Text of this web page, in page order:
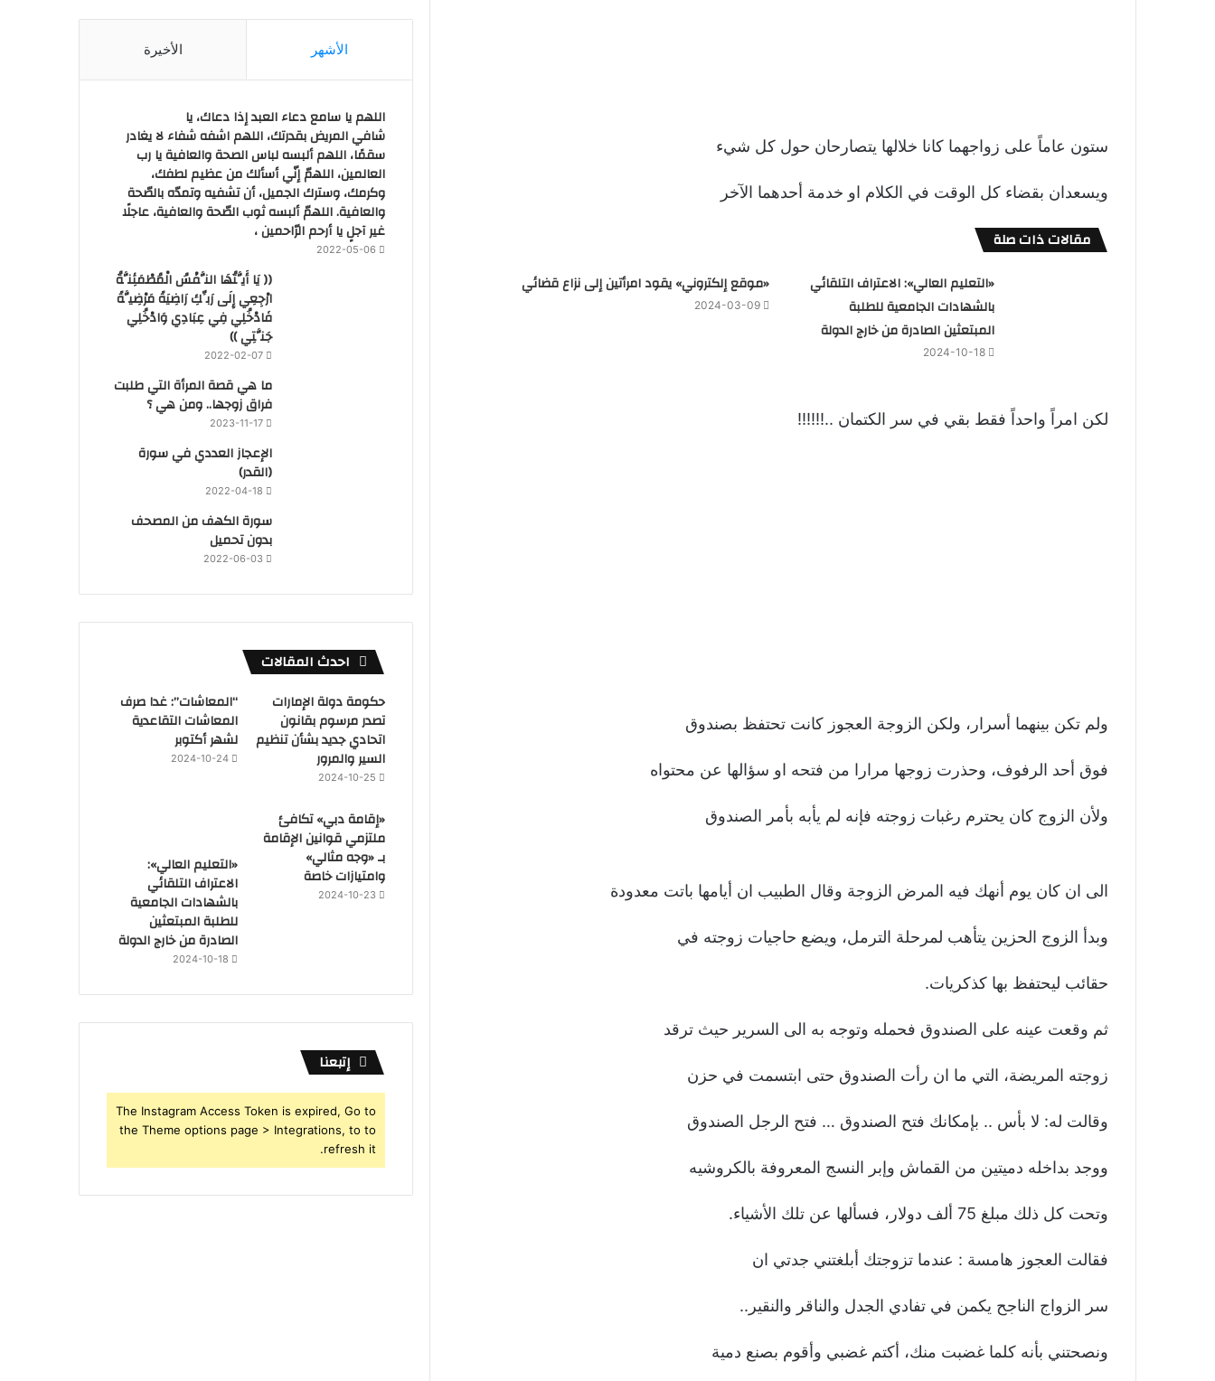
ستون عاماً على زواجهما كانا خلالها يتصارحان حول كل شيء
ويسعدان بقضاء كل الوقت في الكلام او خدمة أحدهما الآخر
مقالات ذات صلة
«التعليم العالي»: الاعتراف التلقائي
بالشهادات الجامعية للطلبة
المبتعثين الصادرة من خارج الدولة
2024-10-18
«موقع إلكتروني» يقود امرأتين إلى نزاع قضائي
2024-03-09
لكن امراً واحداً فقط بقي في سر الكتمان ..!!!!!!
ولم تكن بينهما أسرار، ولكن الزوجة العجوز كانت تحتفظ بصندوق
فوق أحد الرفوف، وحذرت زوجها مرارا من فتحه او سؤالها عن محتواه
ولأن الزوج كان يحترم رغبات زوجته فإنه لم يأبه بأمر الصندوق
الى ان كان يوم أنهك فيه المرض الزوجة وقال الطبيب ان أيامها باتت معدودة
وبدأ الزوج الحزين يتأهب لمرحلة الترمل، ويضع حاجيات زوجته في
حقائب ليحتفظ بها كذكريات.
ثم وقعت عينه على الصندوق فحمله وتوجه به الى السرير حيث ترقد
زوجته المريضة، التي ما ان رأت الصندوق حتى ابتسمت في حزن
وقالت له: لا بأس .. بإمكانك فتح الصندوق … فتح الرجل الصندوق
ووجد بداخله دميتين من القماش وإبر النسج المعروفة بالكروشيه
وتحت كل ذلك مبلغ 75 ألف دولار، فسألها عن تلك الأشياء.
فقالت العجوز هامسة : عندما تزوجتك أبلغتني جدتي ان
سر الزواج الناجح يكمن في تفادي الجدل والناقر والنقير..
ونصحتني بأنه كلما غضبت منك، أكتم غضبي وأقوم بصنع دمية
الأشهر الأخيرة
اللهم يا سامع دعاء العبد إذا دعاك، يا
شافي المريض بقدرتك، اللهم اشفه شفاء لا يغادر
سقمًا، اللهم ألبسه لباس الصحة والعافية يا رب
العالمين، اللهمّ إنّي أسألك من عظيم لطفك،
وكرمك، وسترك الجميل، أن تشفيه وتمدّه بالصّحة
والعافية. اللهمّ ألبسه ثوب الصّحة والعافية، عاجلًا
غير آجلٍ يا أرحم الرّاحمين ،
2022-05-06
(( يَا أَيَّتُهَا النَّفْسُ الْمُطْمَئِنَّةُ
ارْجِعِي إِلَى رَبِّكِ رَاضِيَةً مَرْضِيَّةً
فَادْخُلِي فِي عِبَادِي وَادْخُلِي
جَنَّتِي ))
2022-02-07
ما هي قصة المرأة التي طلبت
فراق زوجها.. ومن هي ؟
2023-11-17
‏الإعجاز العددي في سورة
(القدر)
2022-04-18
سورة الكهف من المصحف
بدون تحميل
2022-06-03
احدث المقالات
حكومة دولة الإمارات
تصدر مرسوم بقانون
اتحادي جديد بشأن تنظيم
السير والمرور
2024-10-25
“المعاشات”: غدا صرف
المعاشات التقاعدية
لشهر أكتوبر
2024-10-24
«إقامة دبي» تكافئ
ملتزمي قوانين الإقامة
بـ «وجه مثالي»
وامتيازات خاصة
2024-10-23
«التعليم العالي»:
الاعتراف التلقائي
بالشهادات الجامعية
للطلبة المبتعثين
الصادرة من خارج الدولة
2024-10-18
إتبعنا
The Instagram Access Token is expired, Go to
the Theme options page > Integrations, to to
refresh it.